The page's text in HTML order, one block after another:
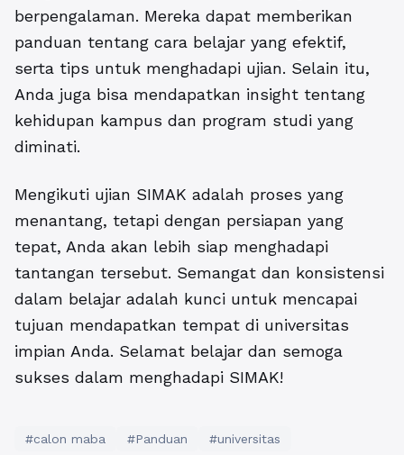
berpengalaman. Mereka dapat memberikan
panduan tentang cara belajar yang efektif,
serta tips untuk menghadapi ujian. Selain itu,
Anda juga bisa mendapatkan insight tentang
kehidupan kampus dan program studi yang
diminati.
Mengikuti ujian SIMAK adalah proses yang
menantang, tetapi dengan persiapan yang
tepat, Anda akan lebih siap menghadapi
tantangan tersebut. Semangat dan konsistensi
dalam belajar adalah kunci untuk mencapai
tujuan mendapatkan tempat di universitas
impian Anda. Selamat belajar dan semoga
sukses dalam menghadapi SIMAK!
#calon maba #Panduan #universitas